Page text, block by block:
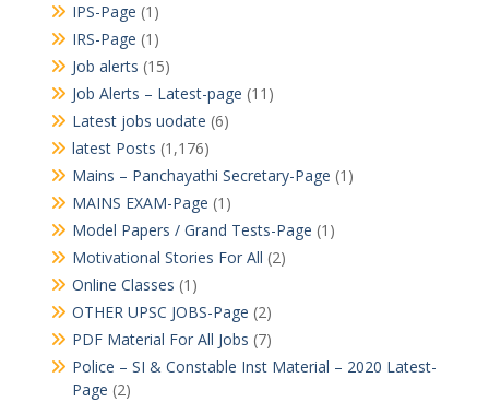
IPS-Page (1)
IRS-Page (1)
Job alerts (15)
Job Alerts – Latest-page (11)
Latest jobs uodate (6)
latest Posts (1,176)
Mains – Panchayathi Secretary-Page (1)
MAINS EXAM-Page (1)
Model Papers / Grand Tests-Page (1)
Motivational Stories For All (2)
Online Classes (1)
OTHER UPSC JOBS-Page (2)
PDF Material For All Jobs (7)
Police – SI & Constable Inst Material – 2020 Latest-
Page (2)